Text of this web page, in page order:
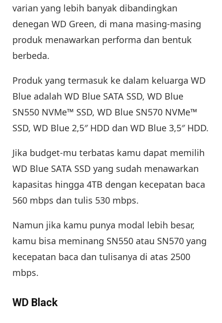
varian yang lebih banyak dibandingkan
denegan WD Green, di mana masing-masing
produk menawarkan performa dan bentuk
berbeda.
Produk yang termasuk ke dalam keluarga WD
Blue adalah WD Blue SATA SSD, WD Blue
SN550 NVMe™ SSD, WD Blue SN570 NVMe™
SSD, WD Blue 2,5″ HDD dan WD Blue 3,5″ HDD.
Jika budget-mu terbatas kamu dapat memilih
WD Blue SATA SSD yang sudah menawarkan
kapasitas hingga 4TB dengan kecepatan baca
560 mbps dan tulis 530 mbps.
Namun jika kamu punya modal lebih besar,
kamu bisa meminang SN550 atau SN570 yang
kecepatan baca dan tulisanya di atas 2500
mbps.
WD Black